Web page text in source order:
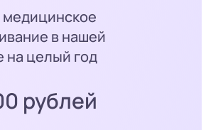
в нашей
на целый год
рублей